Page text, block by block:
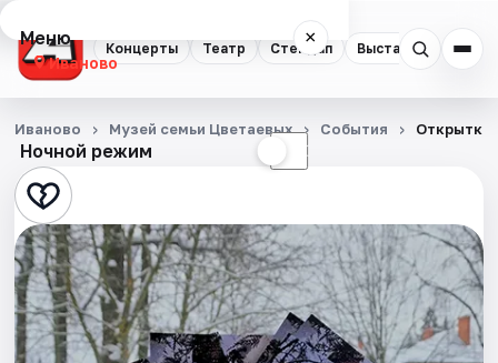
Концерты Театр Стендап Выставки Спорт
Меню ×
Иваново
Концерты
Театр
Стендап
Выставки
Спорт
Ночной режим ☾
Иваново Музей семьи Цветаевых События Открытки